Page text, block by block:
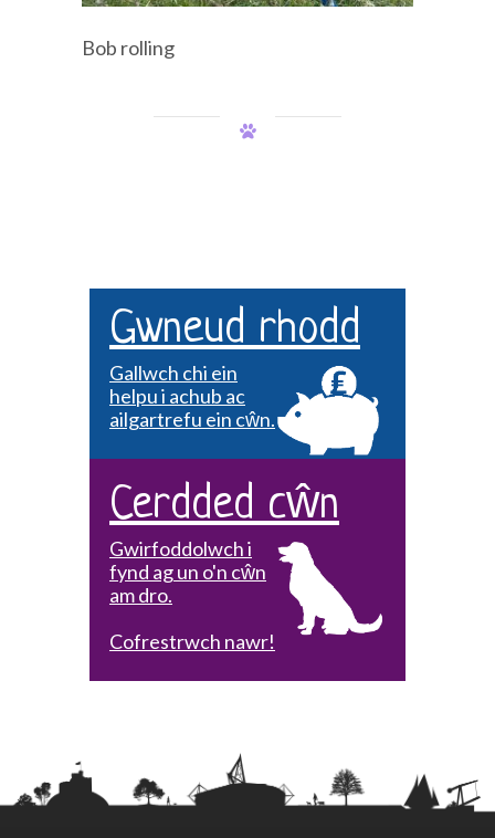
Bob rolling
Gwneud rhodd
Gallwch chi ein
helpu i achub ac
ailgartrefu ein cŵn.
Cerdded cŵn
Gwirfoddolwch i
fynd ag un o'n cŵn
am dro.
Cofrestrwch nawr!